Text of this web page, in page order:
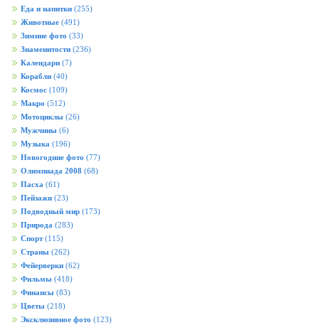
Еда и напитки (255)
Животные (491)
Зимние фото (33)
Знаменитости (236)
Календари (7)
Корабли (40)
Космос (109)
Макро (512)
Мотоциклы (26)
Мужчины (6)
Музыка (196)
Новогодние фото (77)
Олимпиада 2008 (68)
Пасха (61)
Пейзажи (23)
Подводный мир (173)
Природа (283)
Спорт (115)
Страны (262)
Фейерверки (62)
Фильмы (418)
Финансы (83)
Цветы (218)
Эксклюзивное фото (123)